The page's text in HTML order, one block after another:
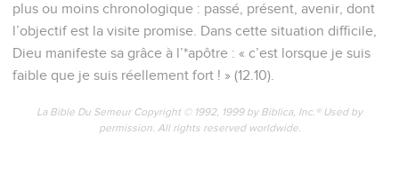
plus ou moins chronologique : passé, présent, avenir, dont
l’objectif est la visite promise. Dans cette situation difficile,
Dieu manifeste sa grâce à l’*apôtre : « c’est lorsque je suis
faible que je suis réellement fort ! » (12.10).
La Bible Du Semeur Copyright © 1992, 1999 by Biblica, Inc.® Used by
permission. All rights reserved worldwide.